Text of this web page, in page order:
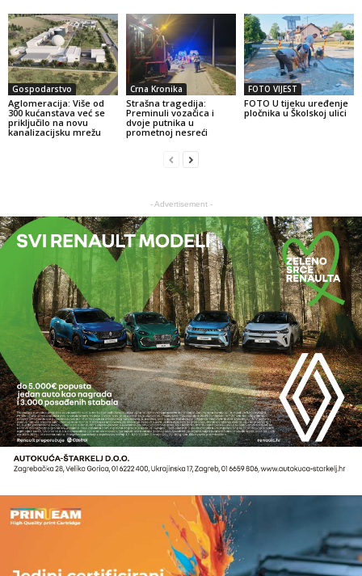
Gospodarstvo
Aglomeracija: Više od
300 kućanstava već se
priključilo na novu
kanalizacijsku mrežu
Crna Kronika
Strašna tragedija:
Preminuli vozačica i
dvoje putnika u
prometnoj nesreći
FOTO VIJEST
FOTO U tijeku uređenje
pločnika u Školskoj ulici
- Advertisement -